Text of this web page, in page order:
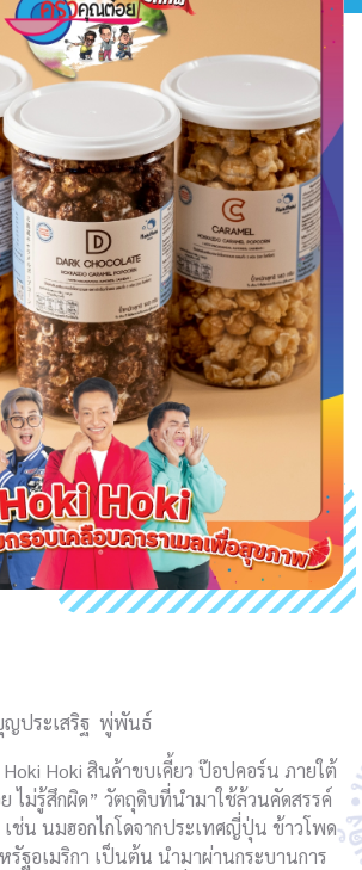
ญประเสริฐ พู่พันธ์
Hoki สินค้าขบเคี้ยว ป๊อปคอร์น ภายใต้
ไม่รู้สึกผิด” วัตถุดิบที่นำมาใช้ล้วนคัดสรรค์
ช่น นมฮอกไกโดจากประเทศญี่ปุ่น ข้าวโพด
รัฐอเมริกา เป็นต้น นำมาผ่านกระบานการ